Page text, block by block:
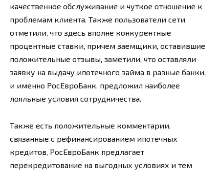
качественное обслуживание и чуткое отношение к
проблемам клиента. Также пользователи сети
отметили, что здесь вполне конкурентные
процентные ставки, причем заемщики, оставившие
положительные отзывы, заметили, что оставляли
заявку на выдачу ипотечного займа в разные банки,
и именно РосЕвроБанк, предложил наиболее
лояльные условия сотрудничества.
Также есть положительные комментарии,
связанные с рефинансированием ипотечных
кредитов, РосЕвроБанк предлагает
перекредитование на выгодных условиях и тем